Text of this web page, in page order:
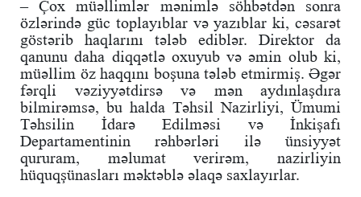
– Çox müəllimlər mənimlə söhbətdən sonra
özlərində güc toplayıblar və yazıblar ki, cəsarət
göstərib haqlarını tələb ediblər. Direktor da
qanunu daha diqqətlə oxuyub və əmin olub ki,
müəllim öz haqqını boşuna tələb etmirmiş. Əgər
fərqli vəziyyətdirsə və mən aydınlaşdıra
bilmirəmsə, bu halda Təhsil Nazirliyi, Ümumi
Təhsilin İdarə Edilməsi və İnkişafı
Departamentinin rəhbərləri ilə ünsiyyət
qururam, məlumat verirəm, nazirliyin
hüquqşünasları məktəblə əlaqə saxlayırlar.